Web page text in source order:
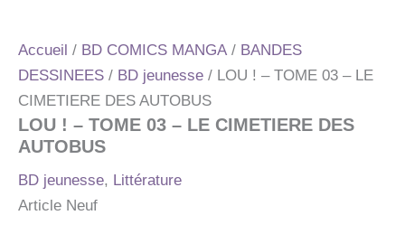
Accueil / BD COMICS MANGA / BANDES
DESSINEES / BD jeunesse / LOU ! – TOME 03 – LE
CIMETIERE DES AUTOBUS
LOU ! – TOME 03 – LE CIMETIERE DES
AUTOBUS
BD jeunesse, Littérature
Article Neuf